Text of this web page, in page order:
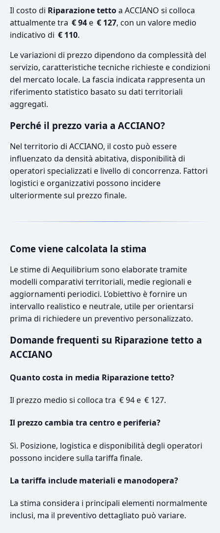
Il costo di Riparazione tettoa ACCIANO si colloca
attualmente tra € 94e € 127, con un valore medio
indicativo di € 110.
Le variazioni di prezzo dipendono da complessità del
servizio, caratteristiche tecniche richieste e condizioni
del mercato locale. La fascia indicata rappresenta un
riferimento statistico basato su dati territoriali
aggregati.
Perché il prezzo varia a ACCIANO?
Nel territorio di ACCIANO, il costo può essere
influenzato da densità abitativa, disponibilità di
operatori specializzati e livello di concorrenza. Fattori
logistici e organizzativi possono incidere
ulteriormente sul prezzo finale.
Come viene calcolata la stima
Le stime di Aequilibrium sono elaborate tramite
modelli comparativi territoriali, medie regionali e
aggiornamenti periodici. L’obiettivo è fornire un
intervallo realistico e neutrale, utile per orientarsi
prima di richiedere un preventivo personalizzato.
Domande frequenti su Riparazione tetto a
ACCIANO
Quanto costa in media Riparazione tetto?
Il prezzo medio si colloca tra € 94 e € 127.
Il prezzo cambia tra centro e periferia?
Sì. Posizione, logistica e disponibilità degli operatori
possono incidere sulla tariffa finale.
La tariffa include materiali e manodopera?
La stima considera i principali elementi normalmente
inclusi, ma il preventivo dettagliato può variare.